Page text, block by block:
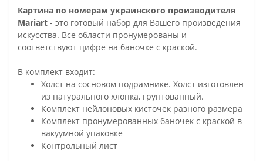
Картина по номерам украинского производителя
Mariart - это готовый набор для Вашего произведения
искусства. Все области пронумерованы и
соответствуют цифре на баночке с краской.
В комплект входит:
Холст на сосновом подрамнике. Холст изготовлен
из натурального хлопка, грунтованный.
Комплект нейлоновых кисточек разного размера
Комплект пронумерованных баночек с краской в
вакуумной упаковке
Контрольный лист